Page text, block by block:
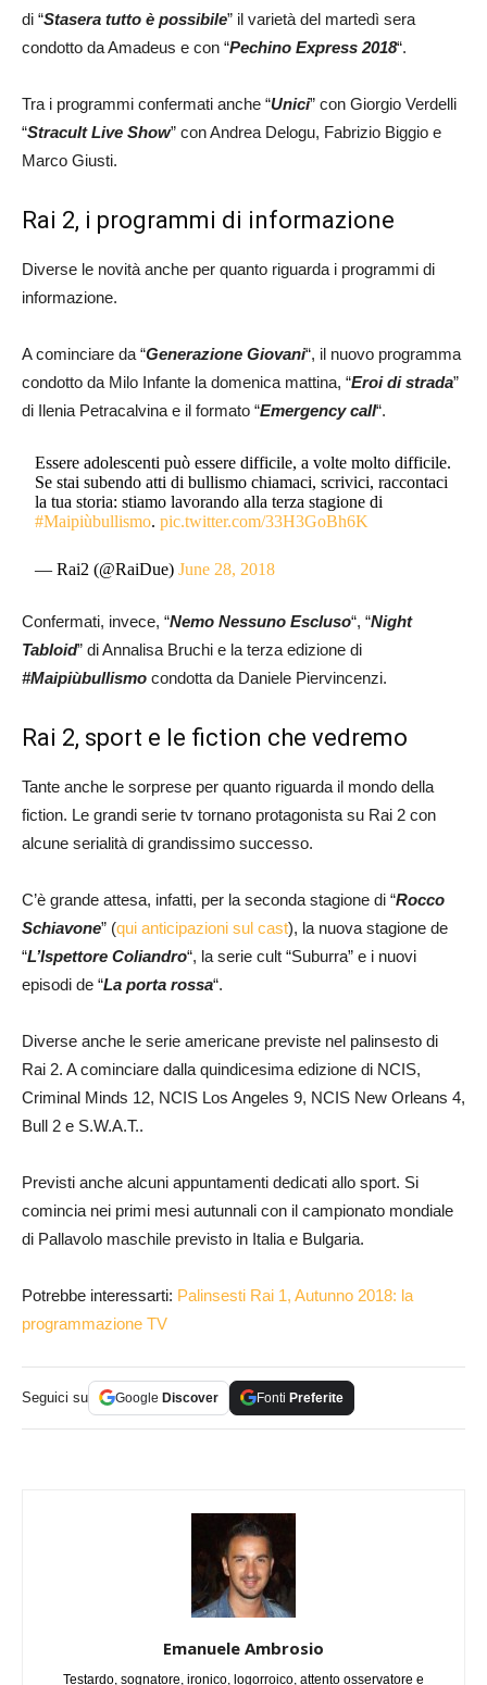
di “Stasera tutto è possibile” il varietà del martedì sera
condotto da Amadeus e con “Pechino Express 2018“.
Tra i programmi confermati anche “Unici” con Giorgio Verdelli
“Stracult Live Show” con Andrea Delogu, Fabrizio Biggio e
Marco Giusti.
Rai 2, i programmi di informazione
Diverse le novità anche per quanto riguarda i programmi di
informazione.
A cominciare da “Generazione Giovani“, il nuovo programma
condotto da Milo Infante la domenica mattina, “Eroi di strada”
di Ilenia Petracalvina e il formato “Emergency call“.
Essere adolescenti può essere difficile, a volte molto difficile.
Se stai subendo atti di bullismo chiamaci, scrivici, raccontaci
la tua storia: stiamo lavorando alla terza stagione di
#Maipiùbullismo.pic.twitter.com/33H3GoBh6K
— Rai2 (@RaiDue)June 28, 2018
Confermati, invece, “Nemo Nessuno Escluso“, “Night
Tabloid” di Annalisa Bruchi e la terza edizione di
#Maipiùbullismo condotta da Daniele Piervincenzi.
Rai 2, sport e le fiction che vedremo
Tante anche le sorprese per quanto riguarda il mondo della
fiction. Le grandi serie tv tornano protagonista su Rai 2 con
alcune serialità di grandissimo successo.
C’è grande attesa, infatti, per la seconda stagione di “Rocco
Schiavone” (qui anticipazioni sul cast), la nuova stagione de
“L’Ispettore Coliandro“, la serie cult “Suburra” e i nuovi
episodi de “La porta rossa“.
Diverse anche le serie americane previste nel palinsesto di
Rai 2. A cominciare dalla quindicesima edizione di NCIS,
Criminal Minds 12, NCIS Los Angeles 9, NCIS New Orleans 4,
Bull 2 e S.W.A.T..
Previsti anche alcuni appuntamenti dedicati allo sport. Si
comincia nei primi mesi autunnali con il campionato mondiale
di Pallavolo maschile previsto in Italia e Bulgaria.
Potrebbe interessarti: Palinsesti Rai 1, Autunno 2018: la
programmazione TV
Seguici su Google Discover Fonti Preferite
Emanuele Ambrosio
Testardo, sognatore, ironico, logorroico, attento osservatore e